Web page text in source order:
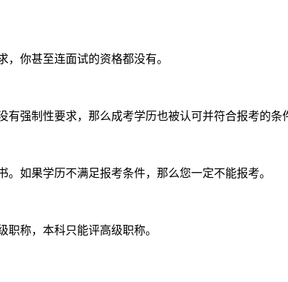
你甚至连面试的资格都没有。
强制性要求，那么成考学历也被认可并符合报考的条
如果学历不满足报考条件，那么您一定不能报考。
称，本科只能评高级职称。